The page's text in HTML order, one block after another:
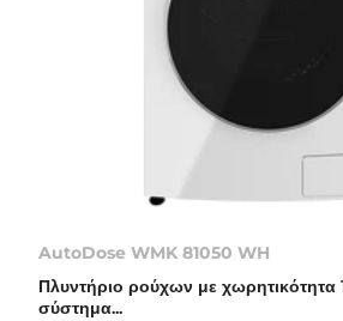
AutoDose WMK 81050 WH
Πλυντήριο ρούχων με χωρητικότητα
σύστημα...